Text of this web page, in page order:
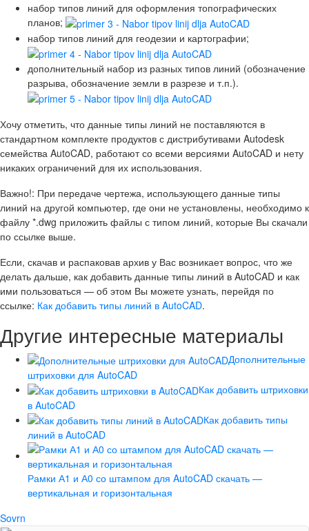
набор типов линий для оформления топографических
планов;
набор типов линий для геодезии и картографии;
дополнительный набор из разных типов линий (обозначение
разрыва, обозначение земли в разрезе и т.п.).
Хочу отметить, что данные типы линий не поставляются в
стандартном комплекте продуктов с дистрибутивами Autodesk
семейства AutoCAD, работают со всеми версиями AutoCAD и нету
никаких ограничений для их использования.
Важно!: При передаче чертежа, использующего данные типы
линий на другой компьютер, где они не установлены, необходимо к
файлу *.dwg приложить файлы с типом линий, которые Вы скачали
по ссылке выше.
Если, скачав и распаковав архив у Вас возникает вопрос, что же
делать дальше, как добавить данные типы линий в AutoCAD и как
ими пользоваться — об этом Вы можете узнать, перейдя по
ссылке: Как добавить типы линий в AutoCAD.
Другие интересные материалы
Дополнительные
штриховки для AutoCAD
Как добавить штриховки
в AutoCAD
Как добавить типы
линий в AutoCAD
Рамки А1 и А0 со штампом для AutoCAD скачать —
вертикальная и горизонтальная
Sovrn